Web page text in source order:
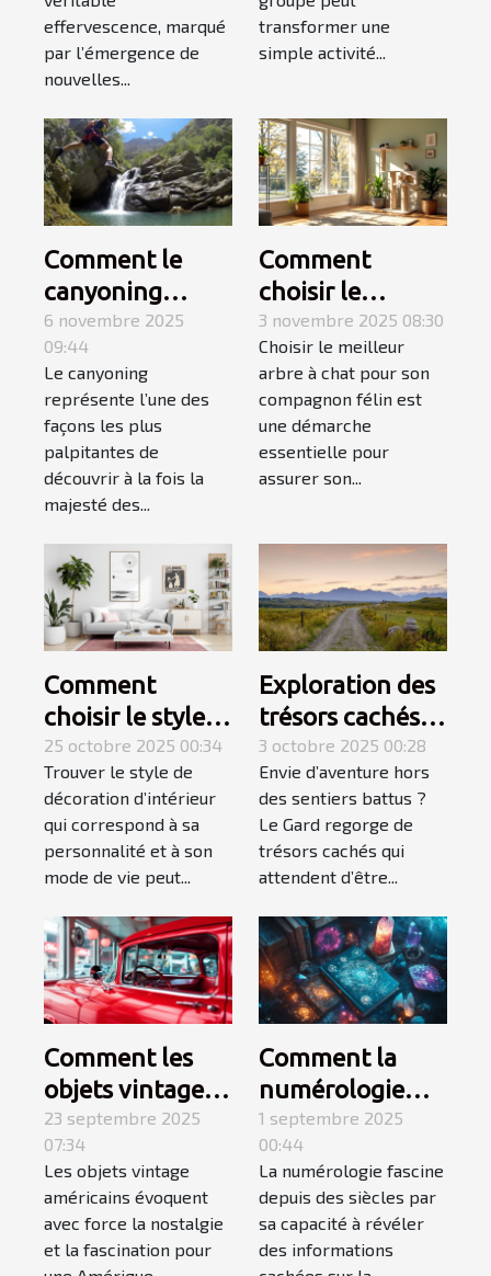
effervescence, marqué
par l’émergence de
nouvelles...
en groupe ?
transformer une
simple activité...
Comment le
canyoning
fusionne
montagne et
mer pour une
aventure
inoubliable ?
6 novembre 2025
09:44
Le canyoning
représente l’une des
façons les plus
palpitantes de
découvrir à la fois la
majesté des...
Comment
choisir le
meilleur arbre à
chat pour votre
compagnon ?
3 novembre 2025 08:30
Choisir le meilleur
arbre à chat pour son
compagnon félin est
une démarche
essentielle pour
assurer son...
Comment
choisir le style
de décoration
d'intérieur qui
vous correspond
?
25 octobre 2025 00:34
Trouver le style de
décoration d’intérieur
qui correspond à sa
personnalité et à son
mode de vie peut...
Exploration des
trésors cachés
du Gard :
itinéraires
méconnus ?
3 octobre 2025 00:28
Envie d’aventure hors
des sentiers battus ?
Le Gard regorge de
trésors cachés qui
attendent d’être...
Comment les
objets vintage
américains
capturent-ils
l'essence d'une
époque révolue
?
23 septembre 2025
07:34
Les objets vintage
américains évoquent
avec force la nostalgie
et la fascination pour
Comment la
numérologie
influence-t-elle
votre chemin de
vie ?
1 septembre 2025
00:44
La numérologie fascine
depuis des siècles par
sa capacité à révéler
des informations